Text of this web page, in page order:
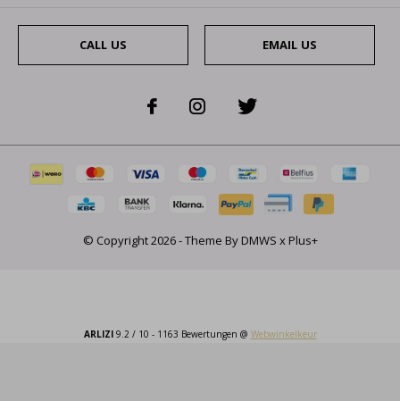
CALL US EMAIL US
© Copyright2026- Theme ByDMWS x Plus+
ARLIZI9.2 / 10 - 1163 Bewertungen @ Webwinkelkeur